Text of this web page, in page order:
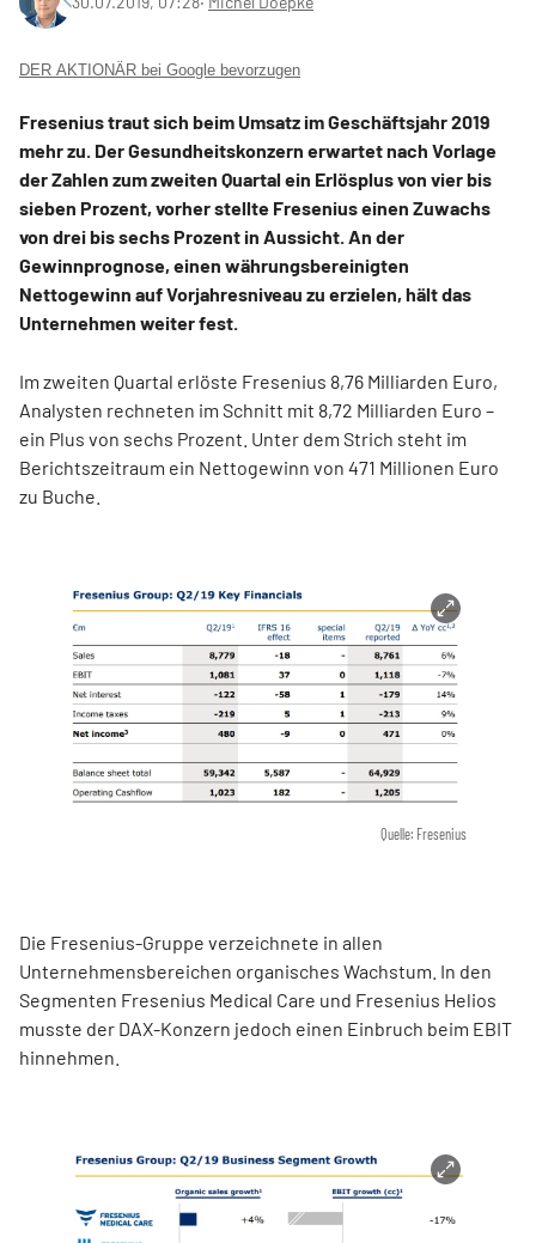
DER AKTIONÄR bei Google bevorzugen
Fresenius traut sich beim Umsatz im Geschäftsjahr 2019
mehr zu. Der Gesundheitskonzern erwartet nach Vorlage
der Zahlen zum zweiten Quartal ein Erlösplus von vier bis
sieben Prozent, vorher stellte Fresenius einen Zuwachs
von drei bis sechs Prozent in Aussicht. An der
Gewinnprognose, einen währungsbereinigten
Nettogewinn auf Vorjahresniveau zu erzielen, hält das
Unternehmen weiter fest.
Im zweiten Quartal erlöste Fresenius 8,76 Milliarden Euro,
Analysten rechneten im Schnitt mit 8,72 Milliarden Euro –
ein Plus von sechs Prozent. Unter dem Strich steht im
Berichtszeitraum ein Nettogewinn von 471 Millionen Euro
zu Buche.
Quelle: Fresenius
Die Fresenius-Gruppe verzeichnete in allen
Unternehmensbereichen organisches Wachstum. In den
Segmenten Fresenius Medical Care und Fresenius Helios
musste der DAX-Konzern jedoch einen Einbruch beim EBIT
hinnehmen.